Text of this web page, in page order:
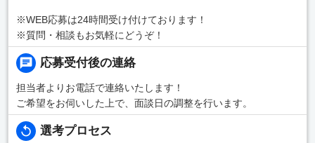
※WEB応募は24時間受け付けております！
※質問・相談もお気軽にどうぞ！
応募受付後の連絡
担当者よりお電話で連絡いたします！
ご希望をお伺いした上で、面談日の調整を行います。
選考プロセス